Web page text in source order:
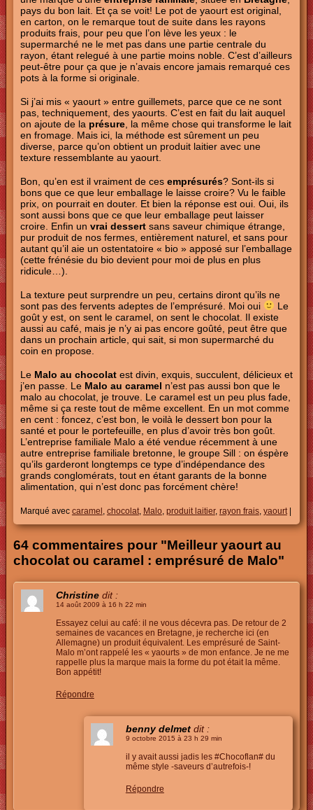
pays du bon lait. Et ça se voit! Le pot de yaourt est original,
en carton, on le remarque tout de suite dans les rayons
produits frais, pour peu que l’on lève les yeux : le
supermarché ne le met pas dans une partie centrale du
rayon, étant relegué à une partie moins noble. C’est d’ailleurs
peut-être pour ça que je n’avais encore jamais remarqué ces
pots à la forme si originale.
Si j’ai mis « yaourt » entre guillemets, parce que ce ne sont
pas, techniquement, des yaourts. C’est en fait du lait auquel
on ajoute de la présure, la même chose qui transforme le lait
en fromage. Mais ici, la méthode est sûrement un peu
diverse, parce qu’on obtient un produit laitier avec une
texture ressemblante au yaourt.
Bon, qu’en est il vraiment de cesemprésurés? Sont-ils si
bons que ce que leur emballage le laisse croire? Vu le faible
prix, on pourrait en douter. Et bien la réponse est oui. Oui, ils
sont aussi bons que ce que leur emballage peut laisser
croire. Enfin un vrai dessertsans saveur chimique étrange,
pur produit de nos fermes, entièrement naturel, et sans pour
autant qu’il aie un ostentatoire « bio » apposé sur l’emballage
(cette frénésie du bio devient pour moi de plus en plus
ridicule…).
La texture peut surprendre un peu, certains diront qu’ils ne
sont pas des fervents adeptes de l’emprésuré. Moi oui
Le
goût y est, on sent le caramel, on sent le chocolat. Il existe
aussi au café, mais je n’y ai pas encore goûté, peut être que
dans un prochain article, qui sait, si mon supermarché du
coin en propose.
Le Malo au chocolatest divin, exquis, succulent, délicieux et
j’en passe. Le Malo au caramel n’est pas aussi bon que le
malo au chocolat, je trouve. Le caramel est un peu plus fade,
même si ça reste tout de même excellent. En un mot comme
en cent : foncez, c’est bon, le voilà le dessert bon pour la
santé et pour le portefeuille, en plus d’avoir très bon goût.
L’entreprise familiale Malo a été vendue récemment à une
autre entreprise familiale bretonne, le groupe Sill : on éspère
qu’ils garderont longtemps ce type d’indépendance des
grands conglomérats, tout en étant garants de la bonne
alimentation, qui n’est donc pas forcément chère!
Marqué avec caramel , chocolat, Malo, produit laitier, rayon frais, yaourt
64 commentaires pour "Meilleur yaourt au
chocolat ou caramel : emprésuré de Malo"
Christine dit :
14 août 2009 à 16 h 22 min
Essayez celui au café: il ne vous décevra pas. De retour de 2
semaines de vacances en Bretagne, je recherche ici (en
Allemagne) un produit équivalent. Les emprésuré de Saint-
Malo m’ont rappelé les « yaourts » de mon enfance. Je ne me
rappelle plus la marque mais la forme du pot était la même.
Bon appétit!
Répondre
benny delmet dit :
9 octobre 2015 à 23 h 29 min
il y avait aussi jadis les #Chocoflan# du
même style -saveurs d’autrefois-!
Répondre